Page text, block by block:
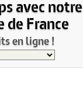
avec notre
de France
en ligne !